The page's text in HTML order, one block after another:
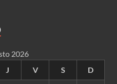
2026
J V S D